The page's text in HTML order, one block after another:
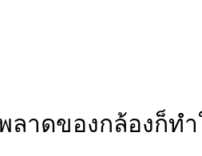
าดของกล้องก็ท